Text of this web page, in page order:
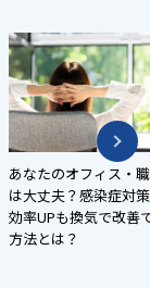
あなたのオフィス・
は大丈夫？感染症対
効率UPも換気で改善
方法とは？